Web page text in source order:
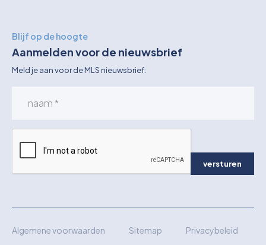
Blijf op de hoogte
Aanmelden voor de nieuwsbrief
Meld je aan voor de MLS nieuwsbrief:
versturen
Algemene voorwaarden Sitemap Privacybeleid